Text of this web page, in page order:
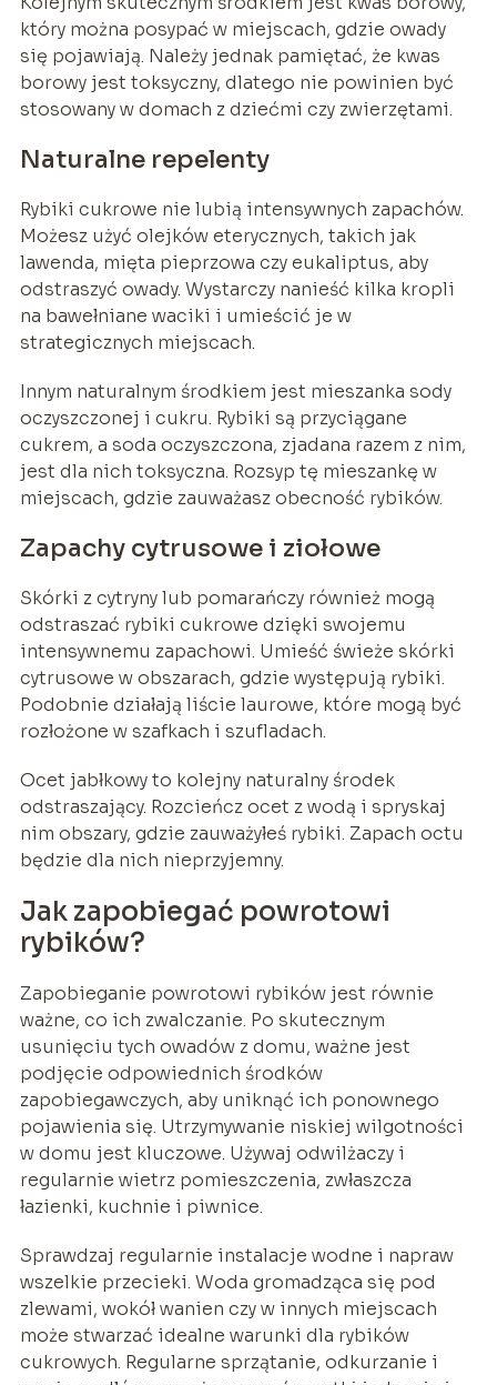
który można posypać w miejscach, gdzie owady
się pojawiają. Należy jednak pamiętać, że kwas
borowy jest toksyczny, dlatego nie powinien być
stosowany w domach z dziećmi czy zwierzętami.
Naturalne repelenty
Rybiki cukrowe nie lubią intensywnych zapachów.
Możesz użyć olejków eterycznych, takich jak
lawenda, mięta pieprzowa czy eukaliptus, aby
odstraszyć owady. Wystarczy nanieść kilka kropli
na bawełniane waciki i umieścić je w
strategicznych miejscach.
Innym naturalnym środkiem jest mieszanka sody
oczyszczonej i cukru. Rybiki są przyciągane
cukrem, a soda oczyszczona, zjadana razem z nim,
jest dla nich toksyczna. Rozsyp tę mieszankę w
miejscach, gdzie zauważasz obecność rybików.
Zapachy cytrusowe i ziołowe
Skórki z cytryny lub pomarańczy również mogą
odstraszać rybiki cukrowe dzięki swojemu
intensywnemu zapachowi. Umieść świeże skórki
cytrusowe w obszarach, gdzie występują rybiki.
Podobnie działają liście laurowe, które mogą być
rozłożone w szafkach i szufladach.
Ocet jabłkowy to kolejny naturalny środek
odstraszający. Rozcieńcz ocet z wodą i spryskaj
nim obszary, gdzie zauważyłeś rybiki. Zapach octu
będzie dla nich nieprzyjemny.
Jak zapobiegać powrotowi
rybików?
Zapobieganie powrotowi rybików jest równie
ważne, co ich zwalczanie. Po skutecznym
usunięciu tych owadów z domu, ważne jest
podjęcie odpowiednich środków
zapobiegawczych, aby uniknąć ich ponownego
pojawienia się. Utrzymywanie niskiej wilgotności
w domu jest kluczowe. Używaj odwilżaczy i
regularnie wietrz pomieszczenia, zwłaszcza
łazienki, kuchnie i piwnice.
Sprawdzaj regularnie instalacje wodne i napraw
wszelkie przecieki. Woda gromadząca się pod
zlewami, wokół wanien czy w innych miejscach
może stwarzać idealne warunki dla rybików
cukrowych. Regularne sprzątanie, odkurzanie i